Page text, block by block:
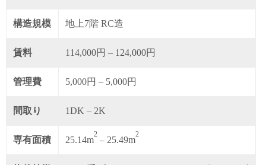
構造規模 地上7階 RC造
賃料 114,000円 – 124,000円
管理費 5,000円 – 5,000円
間取り 1DK – 2K
専有面積 25.14m
2
– 25.49m
2